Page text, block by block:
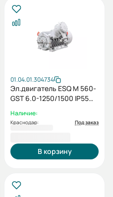
01.04.01.304734
Эл.двигатель ESQ M 560-
GST 6.0-1250/1500 IP55
Наличие:
Краснодар: Под заказ
В корзину